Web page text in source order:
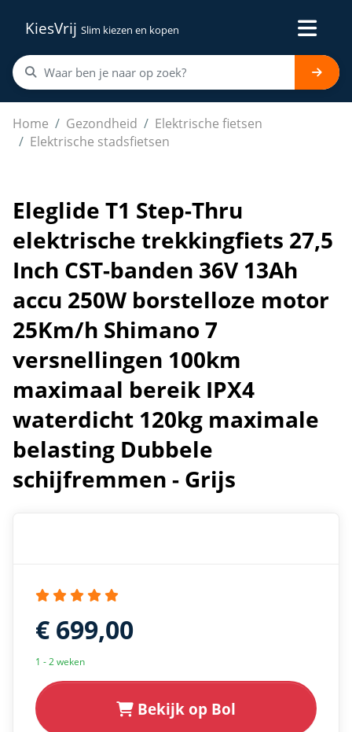
KiesVrij Slim kiezen en kopen
Home Gezondheid
Elektrische fietsen
Elektrische stadsfietsen
Eleglide T1 Step-Thru elektrische trekkingfiets 27,5
Eleglide T1 Step-Thru
elektrische trekkingfiets 27,5
Inch CST-banden 36V 13Ah
accu 250W borstelloze motor
25Km/h Shimano 7
versnellingen 100km
maximaal bereik IPX4
waterdicht 120kg maximale
belasting Dubbele
schijfremmen - Grijs
€ 699,00
1 - 2 weken
Bekijk op Bol